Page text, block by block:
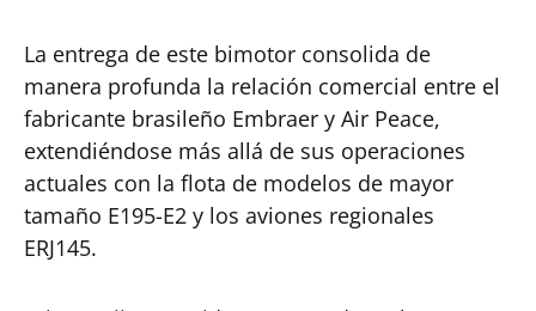
La entrega de este bimotor consolida de
manera profunda la relación comercial entre el
fabricante brasileño Embraer y Air Peace,
extendiéndose más allá de sus operaciones
actuales con la flota de modelos de mayor
tamaño E195-E2 y los aviones regionales
ERJ145.